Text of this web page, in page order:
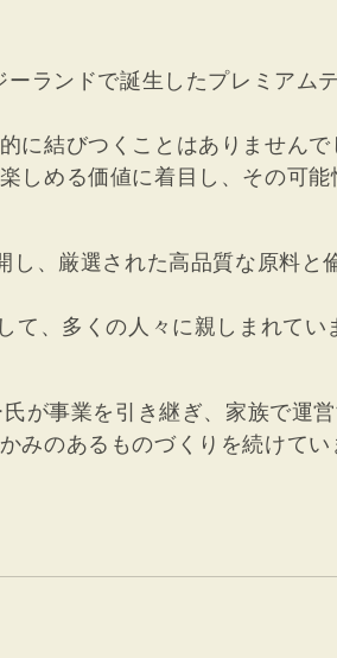
ランドで誕生したプレミアムテ
に結びつくことはありませんで
しめる価値に着目し、その可能
し、厳選された高品質な原料と
て、多くの人々に親しまれてい
が事業を引き継ぎ、家族で運
みのあるものづくりを続けてい